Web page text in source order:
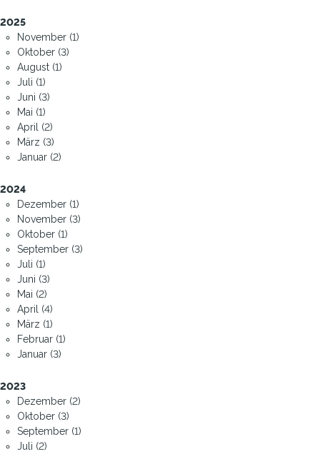
2025
November (1)
Oktober (3)
August (1)
Juli (1)
Juni (3)
Mai (1)
April (2)
März (3)
Januar (2)
2024
Dezember (1)
November (3)
Oktober (1)
September (3)
Juli (1)
Juni (3)
Mai (2)
April (4)
März (1)
Februar (1)
Januar (3)
2023
Dezember (2)
Oktober (3)
September (1)
Juli (2)